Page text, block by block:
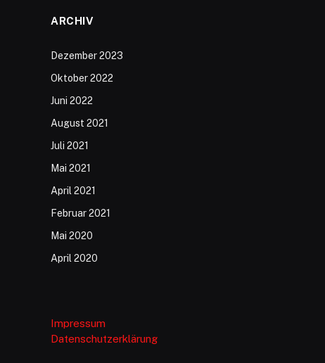
ARCHIV
Dezember 2023
Oktober 2022
Juni 2022
August 2021
Juli 2021
Mai 2021
April 2021
Februar 2021
Mai 2020
April 2020
Impressum
Datenschutzerklärung